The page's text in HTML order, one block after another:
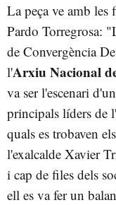
La peça ve amb
Pardo Torregrosa:
de Convergència
l'Arxiu Nacional
va ser l'escenari
principals líders de
quals es trobaven
l'exalcalde Xavier
i cap de files dels
ell es va fer un